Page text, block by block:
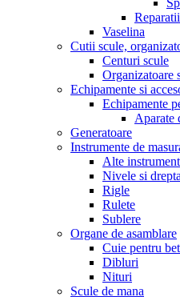
Vaselina
Cutii scule,
Centuri scule
Organizatoare
Echipamente si
Echipamente
Aparate
Generatoare
Instrumente de
Alte
Nivele si
Rigle
Rulete
Sublere
Organe de asamblare
Cuie pentru
Dibluri
Nituri
Scule de mana